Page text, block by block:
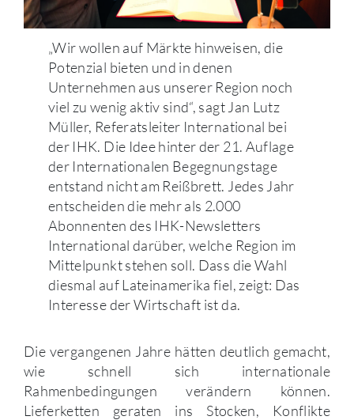
„Wir wollen auf Märkte hinweisen, die
Potenzial bieten und in denen
Unternehmen aus unserer Region noch
viel zu wenig aktiv sind“, sagt Jan Lutz
Müller, Referatsleiter International bei
der IHK. Die Idee hinter der 21. Auflage
der Internationalen Begegnungstage
entstand nicht am Reißbrett. Jedes Jahr
entscheiden die mehr als 2.000
Abonnenten des IHK-Newsletters
International darüber, welche Region im
Mittelpunkt stehen soll. Dass die Wahl
diesmal auf Lateinamerika fiel, zeigt: Das
Interesse der Wirtschaft ist da.
Die vergangenen Jahre hätten deutlich gemacht,
wie schnell sich internationale
Rahmenbedingungen verändern können.
Lieferketten geraten ins Stocken, Konflikte